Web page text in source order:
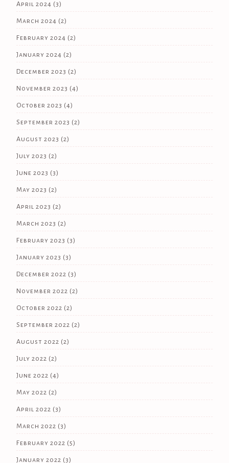
April 2024 (3)
March 2024 (2)
February 2024 (2)
January 2024 (2)
December 2023 (2)
November 2023 (4)
October 2023 (4)
September 2023 (2)
August 2023 (2)
July 2023 (2)
June 2023 (3)
May 2023 (2)
April 2023 (2)
March 2023 (2)
February 2023 (3)
January 2023 (3)
December 2022 (3)
November 2022 (2)
October 2022 (2)
September 2022 (2)
August 2022 (2)
July 2022 (2)
June 2022 (4)
May 2022 (2)
April 2022 (3)
March 2022 (3)
February 2022 (5)
January 2022 (3)